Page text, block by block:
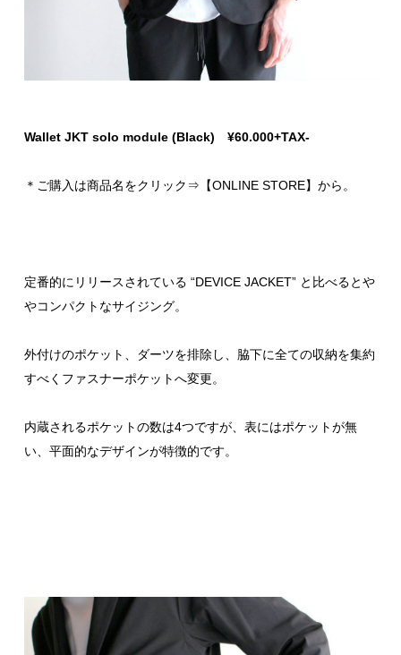
Wallet JKT solo module (Black) ¥60.000+TAX-
＊ご購入は商品名をクリック⇒【ONLINE STORE】から。
定番的にリリースされている “DEVICE JACKET” と比べるとや
やコンパクトなサイジング。
外付けのポケット、ダーツを排除し、脇下に全ての収納を集約
すべくファスナーポケットへ変更。
内蔵されるポケットの数は4つですが、表にはポケットが無
い、平面的なデザインが特徴的です。